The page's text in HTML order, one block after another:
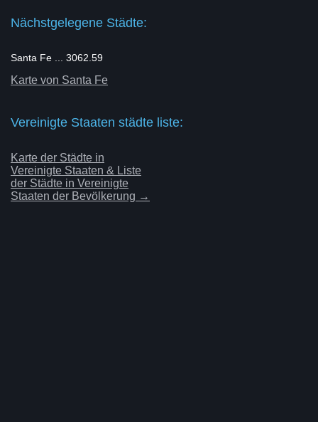
Nächstgelegene Städte:
Santa Fe ... 3062.59
Karte von Santa Fe
Vereinigte Staaten städte liste:
Karte der Städte in
Vereinigte Staaten & Liste
der Städte in Vereinigte
Staaten der Bevölkerung →